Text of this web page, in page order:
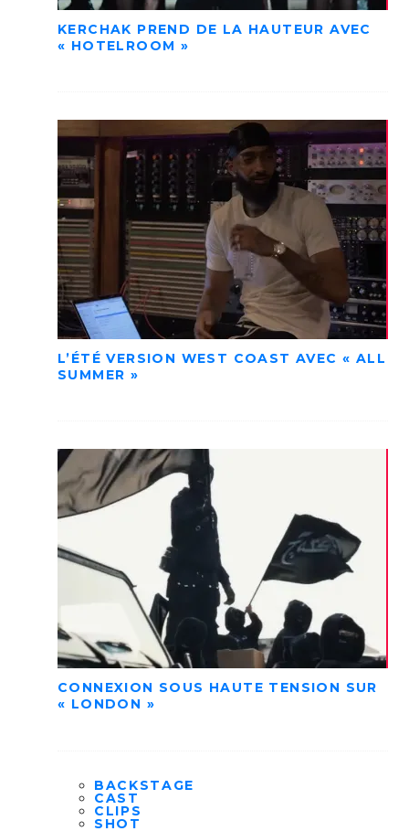
KERCHAK PREND DE LA HAUTEUR AVEC
« HOTELROOM »
L’ÉTÉ VERSION WEST COAST AVEC « ALL
SUMMER »
CONNEXION SOUS HAUTE TENSION SUR
« LONDON »
BACKSTAGE
CAST
CLIPS
SHOT